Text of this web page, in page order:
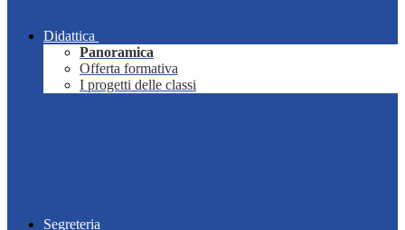
Didattica
Panoramica
Offerta formativa
I progetti delle classi
Segreteria